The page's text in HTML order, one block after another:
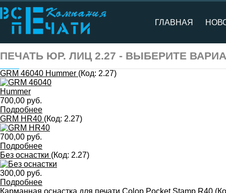
ГЛАВНАЯ
ПЕЧАТЬ ЮР. ЛИЦ 2.27 - ВЫБЕРИТЕ
GRM 46040 Hummer (Код: 2.27)
700,00 руб.
Подробнее
GRM HR40 (Код: 2.27)
700,00 руб.
Подробнее
Без оснастки (Код: 2.27)
300,00 руб.
Подробнее
Карманная оснастка для печати Colop Pocket Stamp R40